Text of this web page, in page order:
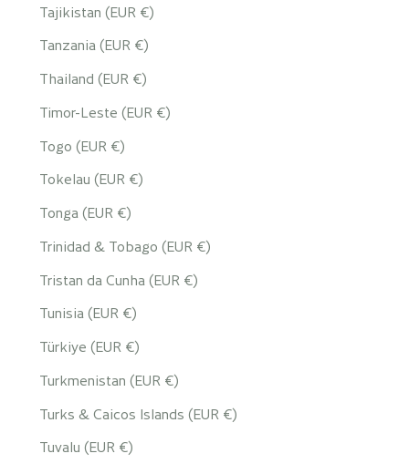
Tajikistan (EUR €)
Tanzania (EUR €)
Thailand (EUR €)
Timor-Leste (EUR €)
Togo (EUR €)
Tokelau (EUR €)
Tonga (EUR €)
Trinidad & Tobago (EUR €)
Tristan da Cunha (EUR €)
Tunisia (EUR €)
Türkiye (EUR €)
Turkmenistan (EUR €)
Turks & Caicos Islands (EUR €)
Tuvalu (EUR €)